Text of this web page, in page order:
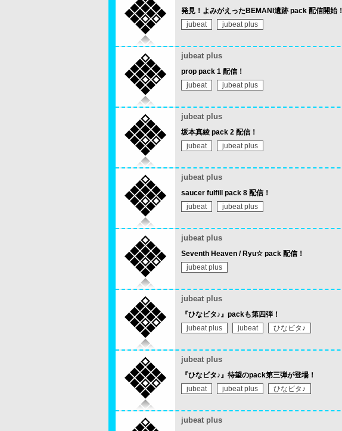
発見！よみがえったBEMANI遺跡 pack 配信開始！
jubeat
jubeat plus
jubeat plus
prop pack 1 配信！
jubeat
jubeat plus
jubeat plus
坂本真綾 pack 2 配信！
jubeat
jubeat plus
jubeat plus
saucer fulfill pack 8 配信！
jubeat
jubeat plus
jubeat plus
Seventh Heaven / Ryu☆ pack 配信！
jubeat plus
jubeat plus
『ひなビタ♪』packも第四弾！
jubeat plus
jubeat
ひなビタ♪
jubeat plus
『ひなビタ♪』待望のpack第三弾が登場！
jubeat
jubeat plus
ひなビタ♪
jubeat plus